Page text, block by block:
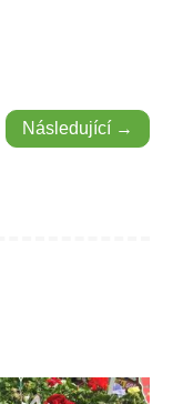
Následující →